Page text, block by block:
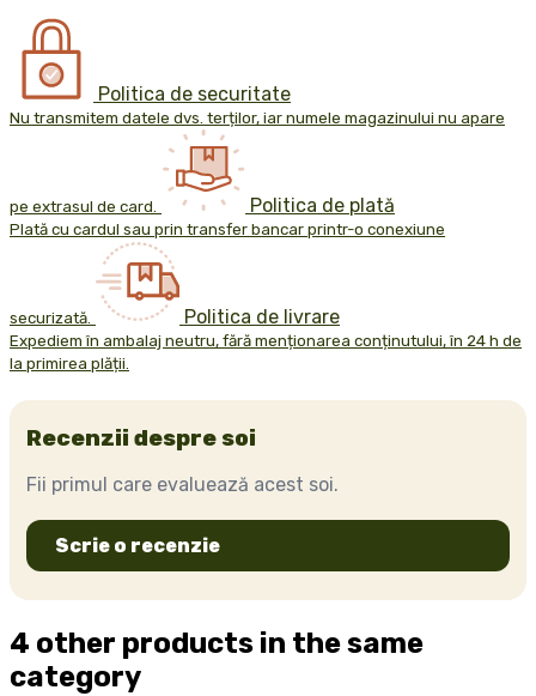
Politica de securitate
Nu transmitem datele dvs. terților, iar numele magazinului nu apare
pe extrasul de card. Politica de plată
Plată cu cardul sau prin transfer bancar printr-o conexiune
securizată. Politica de livrare
Expediem în ambalaj neutru, fără menționarea conținutului, în 24 h de
la primirea plății.
Recenzii despre soi
Fii primul care evaluează acest soi.
Scrie o recenzie
4 other products in the same
category